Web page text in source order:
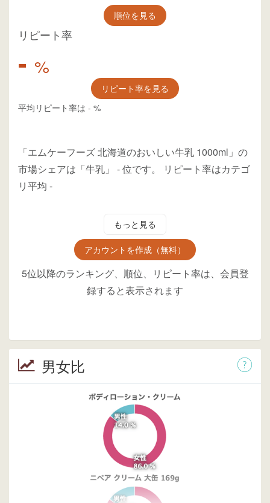
順位を見る
リピート率
- %
リピート率を見る
平均リピート率は - %
「エムケーフーズ 北海道のおいしい牛乳 1000ml」の
市場シェアは「牛乳」 -位です。
リピート率はカテゴ
リ平均 -
もっと見る
アカウントを作成（無料）
5位以降のランキング、順位、リピート率は、会員登
録すると表示されます
男女比